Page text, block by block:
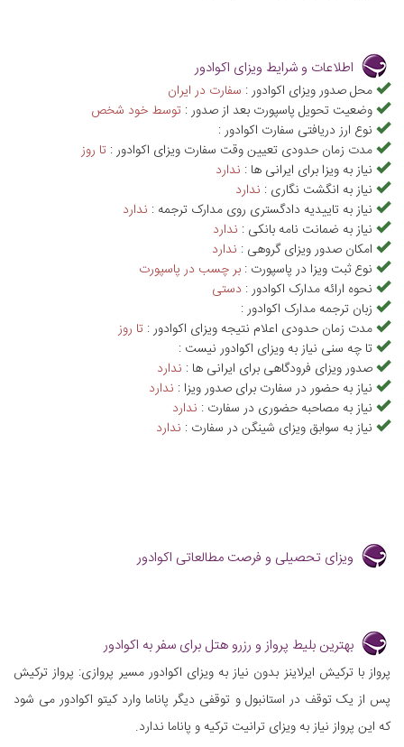
اطلاعات و شرایط ویزای اکوادور
محل صدور ویزای اکوادور : سفارت در ایران
وضعیت تحویل پاسپورت بعد از صدور : توسط خود شخص
نوع ارز دریافتی سفارت اکوادور :
مدت زمان حدودی تعیین وقت سفارت ویزای اکوادور : تا روز
نیاز به ویزا برای ایرانی ها : ندارد
نیاز به انگشت نگاری : ندارد
نیاز به تاییدیه دادگستری روی مدارک ترجمه : ندارد
نیاز به ضمانت نامه بانکی : ندارد
امکان صدور ویزای گروهی : ندارد
نوع ثبت ویزا در پاسپورت : بر چسب در پاسپورت
نحوه ارائه مدارک اکوادور : دستی
زبان ترجمه مدارک اکوادور :
مدت زمان حدودی اعلام نتیجه ویزای اکوادور : تا روز
تا چه سنی نیاز به ویزای اکوادور نیست :
صدور ویزای فرودگاهی برای ایرانی ها : ندارد
نیاز به حضور در سفارت برای صدور ویزا : ندارد
نیاز به مصاحبه حضوری در سفارت : ندارد
نیاز به سوابق ویزای شینگن در سفارت : ندارد
ویزای تحصیلی و فرصت مطالعاتی اکوادور
بهترین بلیط پرواز و رزرو هتل برای سفر به اکوادور
پرواز با ترکیش ایرلاینز بدون نیاز به ویزای اکوادور مسیر پروازی: پرواز ترکیش
پس از یک توقف در استانبول و توقفی دیگر پاناما وارد کیتو اکوادور می شود
که این پرواز نیاز به ویزای ترانیت ترکیه و پاناما ندارد.